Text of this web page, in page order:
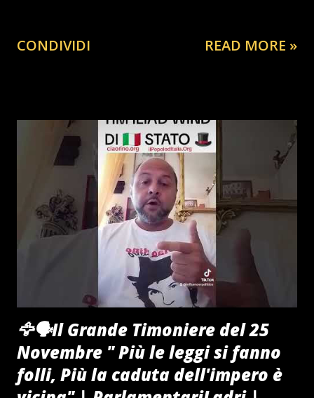
CONDIVIDI READ MORE »
🦅🗣Il Grande Timoniere del 25
Novembre " Più le leggi si fanno
folli, Più la caduta dell'impero è